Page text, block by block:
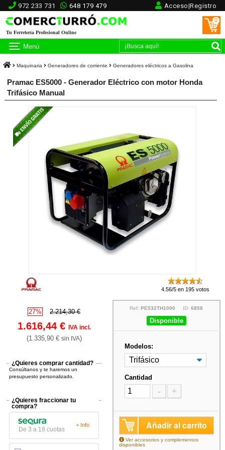
972 233 731 648 179 479 Acceso|Registro
Tu Ferretería Profesional Online
0
Menú
Maquinaria Generadores de corriente Generadores eléctricos a Gasolina
Pramac ES5000 - Generador Eléctrico con motor Honda
Trifásico Manual
4.56/5 en 195 votos
27% 2.214,30 €
1.616,44 € IVA incl.
(1.335,90 € sin IVA)
¿Quieres comprar cantidad?
Consúltanos y te haremos un
presupuesto personalizado.
¿Quieres fraccionar tu
compra?
De 3 a 18 cuotas
+ Info
Ref:PE532TH1000 ID:6858
Disponible
Modelos:
Cantidad
- +
Añadir al carrito
Ver accesorios y complementos
disponibles